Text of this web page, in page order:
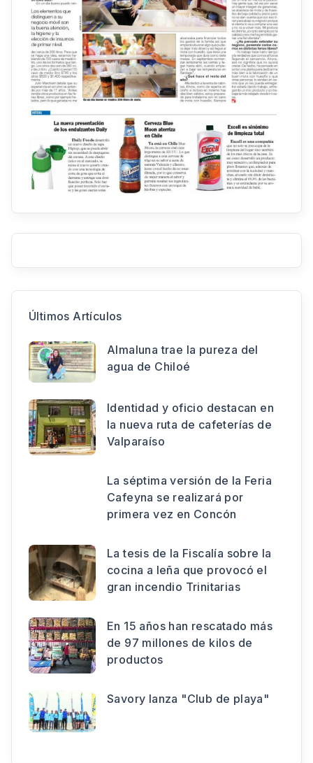
Últimos Artículos
Almaluna trae la pureza del
agua de Chiloé
Identidad y oficio destacan en
la nueva ruta de cafeterías de
Valparaíso
La séptima versión de la Feria
Cafeyna se realizará por
primera vez en Concón
La tesis de la Fiscalía sobre la
cocina a leña que provocó el
gran incendio Trinitarias
En 15 años han rescatado más
de 97 millones de kilos de
productos
Savory lanza "Club de playa"